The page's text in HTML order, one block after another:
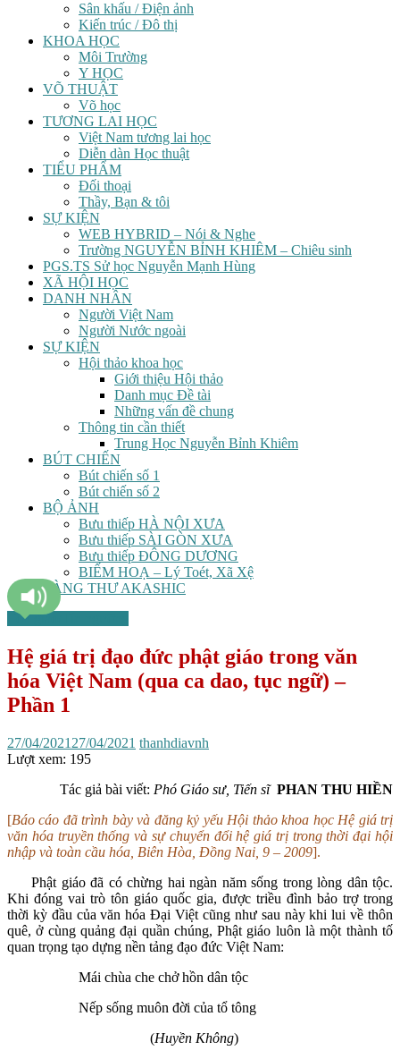
Sân khấu / Điện ảnh
Kiến trúc / Đô thị
KHOA HỌC
Môi Trường
Y HỌC
VÕ THUẬT
Võ học
TƯƠNG LAI HỌC
Việt Nam tương lai học
Diễn dàn Học thuật
TIỂU PHẨM
Đối thoại
Thầy, Bạn & tôi
SỰ KIỆN
WEB HYBRID – Nói & Nghe
Trường NGUYỄN BỈNH KHIÊM – Chiêu sinh
PGS.TS Sử học Nguyễn Mạnh Hùng
XÃ HỘI HỌC
DANH NHÂN
Người Việt Nam
Người Nước ngoài
SỰ KIỆN
Hội thảo khoa học
Giới thiệu Hội thảo
Danh mục Đề tài
Những vấn đề chung
Thông tin cần thiết
Trung Học Nguyễn Bỉnh Khiêm
BÚT CHIẾN
Bút chiến số 1
Bút chiến số 2
BỘ ẢNH
Bưu thiếp HÀ NỘI XƯA
Bưu thiếp SÀI GÒN XƯA
Bưu thiếp ĐÔNG DƯƠNG
BIẾM HOẠ – Lý Toét, Xã Xệ
TÀNG THƯ AKASHIC
Tôn giáo/Tín ngưỡng
Hệ giá trị đạo đức phật giáo trong văn
hóa Việt Nam (qua ca dao, tục ngữ) –
Phần 1
27/04/2021 27/04/2021 thanhdiavnh
Lượt xem: 195
Tác giả bài viết: Phó Giáo sư, Tiến sĩ PHAN THU HIỀN
[Báo cáo đã trình bày và đăng kỷ yếu Hội thảo khoa học Hệ giá trị
văn hóa truyền thống và sự chuyển đổi hệ giá trị trong thời đại hội
nhập và toàn cầu hóa, Biên Hòa, Đồng Nai, 9 – 2009].
Phật giáo đã có chừng hai ngàn năm sống trong lòng dân tộc.
Khi đóng vai trò tôn giáo quốc gia, được triều đình bảo trợ trong
thời kỳ đầu của văn hóa Đại Việt cũng như sau này khi lui về thôn
quê, ở cùng quảng đại quần chúng, Phật giáo luôn là một thành tố
quan trọng tạo dựng nền tảng đạo đức Việt Nam:
Mái chùa che chở hồn dân tộc
Nếp sống muôn đời của tổ tông
(Huyền Không)